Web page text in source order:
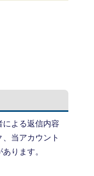
による返信内容
当アカウント
ります。